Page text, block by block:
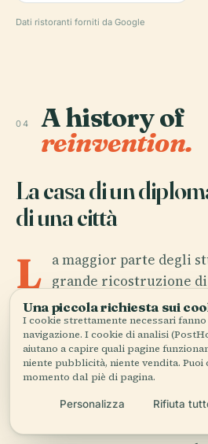
Dati ristoranti forniti da Google
04 A history of
reinvention.
La casa di un
di una città
L
a maggior parte degli
grande ricostruzione
1487, anche se la casa
una struttura gotica
sorgere da zero su un lotto
Canal Grande parla
Rinascimento; il retro, con
antiche, svela il trucco.
Una piccola richiesta sui
I cookie strettamente necessari
navigazione. I cookie di analisi
aiutano a capire quali pagine
niente pubblicità, niente vendita. Puoi
momento dal piè di pagina.
Personalizza Rifiuta